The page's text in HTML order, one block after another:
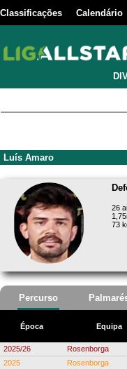
Classificações Calendário
Luís Amaro
26
73
Percurso
Época Equipa
2025/26
Rosenborga
2025
Rosenborga